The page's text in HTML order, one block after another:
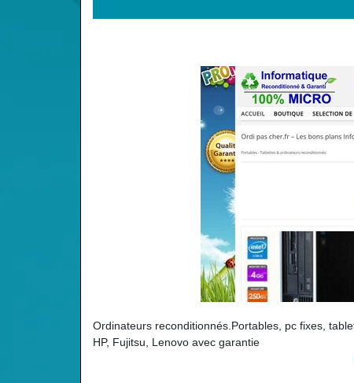
Ordinateurs reconditionnés.Portables, pc fixes,
HP, Fujitsu, Lenovo avec garantie